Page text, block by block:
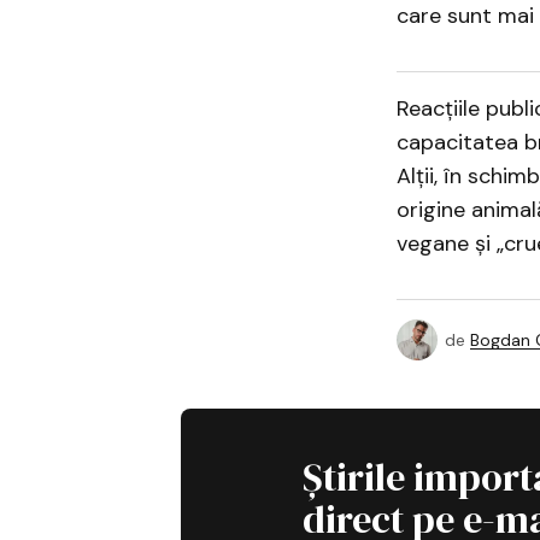
care sunt
Reacțiile
capacitatea
Alții, în
origine
vegane și
de Bogdan
Știrile
direct pe e-